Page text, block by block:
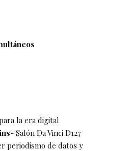
la era digital
- Salón Da Vinci D127
periodismo de datos y